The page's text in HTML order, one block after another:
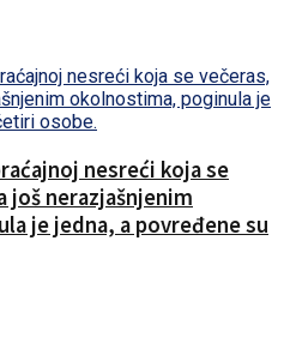
nesreći koja se
još nerazjašnjenim
je jedna, a povređene su